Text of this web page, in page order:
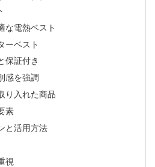
な電熱ベスト
ーベスト
保証付き
感を強調
り入れた商品
素
と活用方法
視